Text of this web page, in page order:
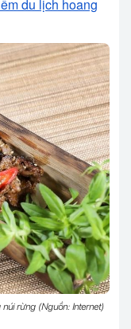
du lịch hoang
rừng (Nguồn: Internet)